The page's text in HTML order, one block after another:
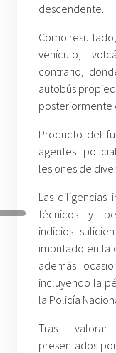
descendente.
Como
vehículo,
contrario,
autobús
posteriormente
Producto del
agentes
lesiones de
Las diligencias
técnicos y
indicios
imputado en la
además
incluyendo la
la Policía
Tras
presentados